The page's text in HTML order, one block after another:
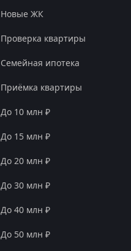
Новые ЖК
Проверка квартиры
Семейная ипотека
Приёмка квартиры
До 10 млн ₽
До 15 млн ₽
До 20 млн ₽
До 30 млн ₽
До 40 млн ₽
До 50 млн ₽